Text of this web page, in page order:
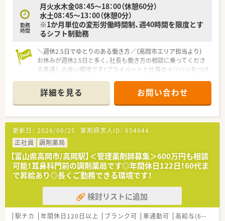
勤務
時間
月火水木金08：45～18：00（休憩60分）
水土08：45～13：00（休憩0分）
※1か月単位の変形労働時間制、週40時間を限度とす
るシフト制勤務
＼週休2.5日でゆとりのある働き方／（高岡市エリア担当より）
お休みが週休2.5日と多く、社長も働き方の相談に乗ってくださ
る風通しの良い環境です！プライベートと仕事のメリハリをつけ
＊------------------------------------------＊
【店舗情報と応需状況について】
■新高岡駅から徒歩20分ほどの距離に新規開局を予定してい
る、新しい調剤薬局のオープニング求人です。
■近隣にある小児科・内科のクリニックからの処方箋をメインに
応需しており、専門的な知識を深めることができます。
■1日の処方箋枚数は30枚から40枚程度と落ち着いており、患者
様一人ひとりと丁寧に向き合える環境です。
【法人特徴について】
■北陸で最大手の医薬品卸にて支店長を務めていた方が創業し
た法人で、地域に根差した薬局展開を行っています。
■富山県の呉西地区を中心に複数の店舗を運営しており、地域医
療への貢献を大切にしている安定した企業です。
■社長のお人柄が大変良く、各薬剤師のライフスタイルや希望に
詳細を見る お問い合わせ
更新日： 2026/06/25 薬剤師求人ID： 654644
正社員
調剤薬局
【富山県高岡市/高岡駅】＜管理薬剤師募集＞600万円も相談
可能！耳鼻科門前の調剤薬局です◎年間休日122日！60代ま
で昇給あり◎長くご勤務できる環境です！
検討リストに追加
駅チカ 年間休日120日以上 ブランク可 車通勤可 高給与(600万円以上)